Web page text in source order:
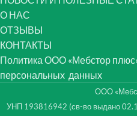
О НАС
ОТЗЫВЫ
КОНТАКТЫ
Политика ООО «Мебстор
персональных данных
ООО
УНП 193816942 (св-во выдано